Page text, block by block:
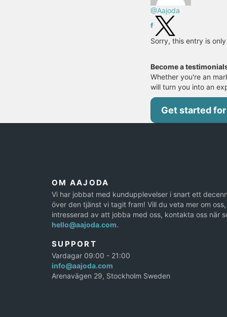
@Aajoda
Sorry, this entry is
Become a
Whether you're an
will turn you into an
Get started
OM AAJODA
Vi har jobbat med kundupplevelser i snart ett
över den tjänst vi tagit fram! Vill du veta mer om
intresserad av att jobba med oss, kontakta oss när
hello@aajoda.com.
SUPPORT
Vardagar 09:00 - 21:00
info@aajoda.com
Arenavägen 29, Stockholm Sweden